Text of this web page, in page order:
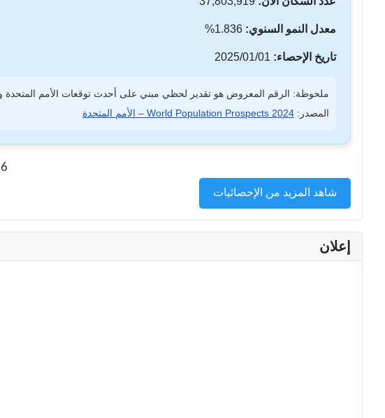
معدل النمو السنوي:
تاريخ الإحصاء:
ملحوظة: الرقم المعروض هو تقدير لحظي مبني على أحدث توقعات الأمم المتحدة
المصدر: World Population Prospects 2024 – الأمم المتحدة
شاهد المزيد من الإحصائيات
إعلان